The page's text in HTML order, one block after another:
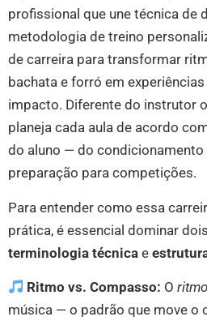
profissional que une técnica de
metodologia de treino
de carreira para transformar
bachata e forró em
impacto. Diferente do instrutor
planeja cada aula de acordo
do aluno — do
preparação para competições.
Para entender como essa
prática, é essencial dominar
terminologia técnica e
Ritmo vs. Compasso: Oritmo
música — o padrão que move o